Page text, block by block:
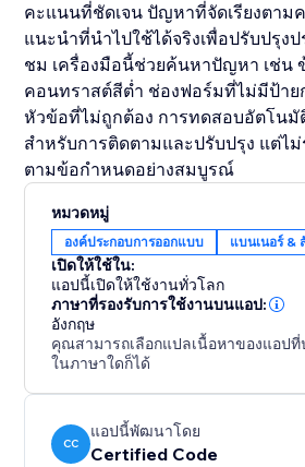
คะแนนที่ชัดเจน ปัญหาที่จัดเรียงตาม
แนะนำที่นำไปใช้ได้จริงเพื่อปรับปรุง
ชม เครื่องมือนี้ช่วยค้นหาปัญหา เช่น
คอนทราสต์สีต่ำ ช่องฟอร์มที่ไม่มีป้าย
หัวข้อที่ไม่ถูกต้อง การทดสอบอัตโนมั
สำหรับการติดตามและปรับปรุง แต่ไ
ตามข้อกำหนดอย่างสมบูรณ์
หมวดหมู่
องค์ประกอบการออกแบบ แบนเนอร์ &
เปิดให้ใช้ใน:
แอปนี้เปิดให้ใช้งานทั่วโลก
ภาษาที่รองรับการใช้งานบนแอป:
อังกฤษ
คุณสามารถเลือกแปลเนื้อหาของแอป
ในภาษาใดก็ได้
CC
แอปนี้พัฒนาโดย
Certified Code